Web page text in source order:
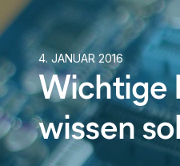
4. JANUAR 2016
Wichtige
wissen